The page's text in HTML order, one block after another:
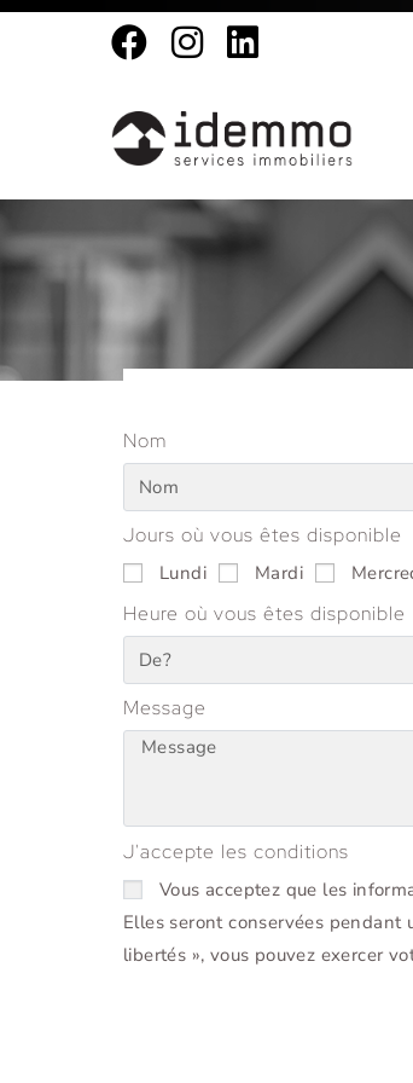
Nom
Jours où vous êtes disponible
Lundi Mardi
Heure où vous êtes disponible
Message
J'accepte les conditions
Vous acceptez que les
Elles seront conservées pendant
libertés », vous pouvez exercer